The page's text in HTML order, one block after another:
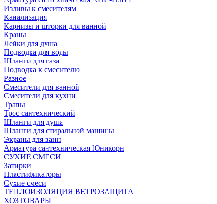
Изливы к смесителям
Канализация
Карнизы и шторки для ванной
Краны
Лейки для душа
Подводка для воды
Шланги для газа
Подводка к смесителю
Разное
Смесители для ванной
Смесители для кухни
Трапы
Трос сантехнический
Шланги для душа
Шланги для стиральной машины
Экраны для ванн
Арматура сантехническая Юникорн
СУХИЕ СМЕСИ
Затирки
Пластификаторы
Сухие смеси
ТЕПЛОИЗОЛЯЦИЯ ВЕТРОЗАЩИТА
ХОЗТОВАРЫ